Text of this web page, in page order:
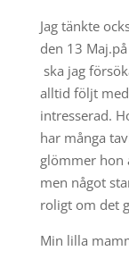
Jag tänkte
den 13
ska jag
alltid följt
intresserad.
har många
glömmer hon
men något
roligt om det
Min lilla